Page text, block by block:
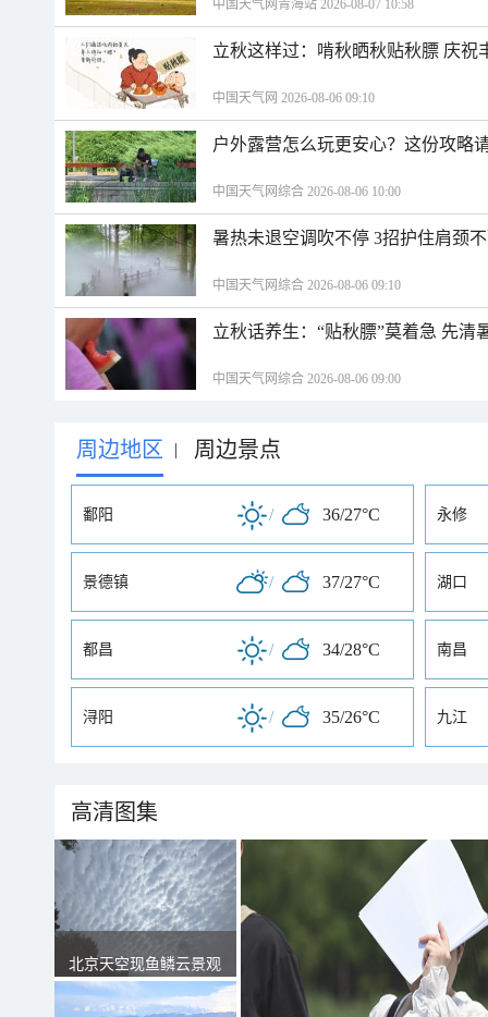
中国天气网青海站 2026-08-07 10:58
立秋这样过：啃秋晒秋贴秋膘 庆祝
中国天气网 2026-08-06 09:10
户外露营怎么玩更安心？这份攻略
中国天气网综合 2026-08-06 10:00
暑热未退空调吹不停 3招护住肩颈
中国天气网综合 2026-08-06 09:10
立秋话养生：“贴秋膘”莫着急 先清
中国天气网综合 2026-08-06 09:00
周边地区 | 周边景点
鄱阳 / 36/27°C 永修
景德镇 / 37/27°C 湖口
都昌 / 34/28°C 南昌
浔阳 / 35/26°C 九江
高清图集
北京天空现鱼鳞云景观